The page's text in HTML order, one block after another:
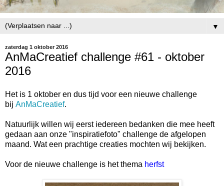
▼
zaterdag 1 oktober 2016
AnMaCreatief challenge #61 - oktober
2016
Het is 1 oktober en dus tijd voor een nieuwe challenge
bij AnMaCreatief.
Natuurlijk willen wij eerst iedereen bedanken die mee heeft
gedaan aan onze "inspiratiefoto" challenge de afgelopen
maand. Wat een prachtige creaties mochten wij bekijken.
Voor de nieuwe challenge is het thema herfst